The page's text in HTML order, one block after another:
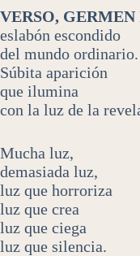
VERSO,
eslabón escondido
del mundo ordinario.
Súbita aparición
que ilumina
con la luz de la
Mucha luz,
demasiada luz,
luz que horroriza
luz que crea
luz que ciega
luz que silencia.